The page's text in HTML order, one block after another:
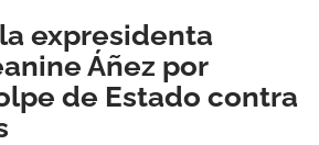
expresidenta
Áñez por
de Estado contra